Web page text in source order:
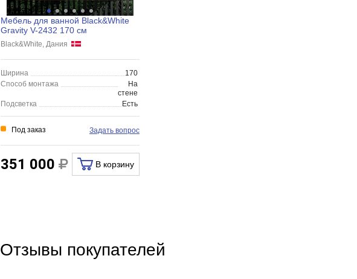
Мебель для ванной Black&White
Gravity V-2432 170 см
Black&White, Дания
Ширина
170
Способ монтажа
На
стене
Подсветка
Есть
Под заказ Задать вопрос
351 000 В корзину
Отзывы покупателей